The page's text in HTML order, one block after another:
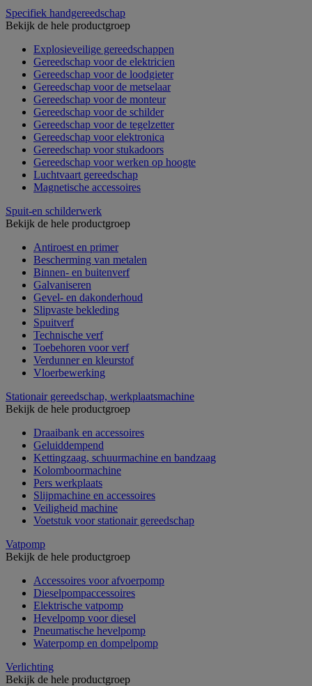
Specifiek handgereedschap
Bekijk de hele productgroep
Explosieveilige gereedschappen
Gereedschap voor de elektricien
Gereedschap voor de loodgieter
Gereedschap voor de metselaar
Gereedschap voor de monteur
Gereedschap voor de schilder
Gereedschap voor de tegelzetter
Gereedschap voor elektronica
Gereedschap voor stukadoors
Gereedschap voor werken op hoogte
Luchtvaart gereedschap
Magnetische accessoires
Spuit-en schilderwerk
Bekijk de hele productgroep
Antiroest en primer
Bescherming van metalen
Binnen- en buitenverf
Galvaniseren
Gevel- en dakonderhoud
Slipvaste bekleding
Spuitverf
Technische verf
Toebehoren voor verf
Verdunner en kleurstof
Vloerbewerking
Stationair gereedschap, werkplaatsmachine
Bekijk de hele productgroep
Draaibank en accessoires
Geluiddempend
Kettingzaag, schuurmachine en bandzaag
Kolomboormachine
Pers werkplaats
Slijpmachine en accessoires
Veiligheid machine
Voetstuk voor stationair gereedschap
Vatpomp
Bekijk de hele productgroep
Accessoires voor afvoerpomp
Dieselpompaccessoires
Elektrische vatpomp
Hevelpomp voor diesel
Pneumatische hevelpomp
Waterpomp en dompelpomp
Verlichting
Bekijk de hele productgroep